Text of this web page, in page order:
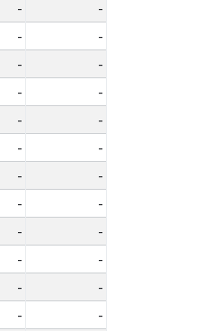
-
-
-
-
-
-
-
-
-
-
-
-
-
-
-
-
-
-
-
-
-
-
-
-